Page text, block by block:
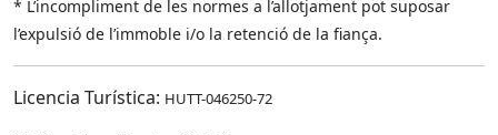
* L’incompliment de les normes a l’allotjament pot suposar
l’expulsió de l’immoble i/o la retenció de la fiança.
Licencia Turística: HUTT-046250-72